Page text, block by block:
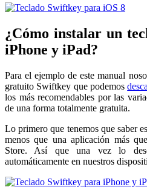
¿Cómo instalar un
iPhone y iPad?
Para el ejemplo de este manual
gratuito Swiftkey que podemos
los más recomendables por las
de una forma totalmente gratuita.
Lo primero que tenemos que saber
menos que una aplicación más
Store. Así que una vez lo
automáticamente en nuestros